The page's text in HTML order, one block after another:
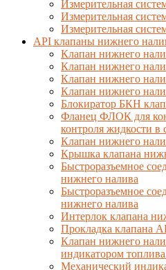
Измерительная
Измерительная
Измерительная
API клапаны нижнего
Клапан нижнего
Клапан нижнего
Клапан нижнего
Клапан нижнего
Блокиратор БКН
Фланец ФЛОК для
контроля жидкости в
Клапан нижнего
Крышка клапана
Быстроразъемное
нижнего налива
Быстроразъемное
нижнего налива
Интерлок клапана
Прокладка клапана
Клапан нижнего
индикатором топлива
Механический